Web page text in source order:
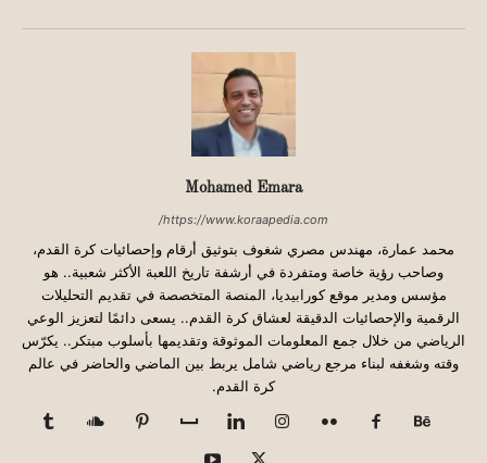
Mohamed Emara
https://www.koraapedia.com/
محمد عمارة، مهندس مصري شغوف بتوثيق أرقام وإحصائيات كرة القدم،
وصاحب رؤية خاصة ومتفردة في أرشفة تاريخ اللعبة الأكثر شعبية.. هو
مؤسس ومدير موقع كورابيديا، المنصة المتخصصة في تقديم التحليلات
الرقمية والإحصائيات الدقيقة لعشاق كرة القدم.. يسعى دائمًا لتعزيز الوعي
الرياضي من خلال جمع المعلومات الموثوقة وتقديمها بأسلوب مبتكر.. يكرّس
وقته وشغفه لبناء مرجع رياضي شامل يربط بين الماضي والحاضر في عالم
كرة القدم.